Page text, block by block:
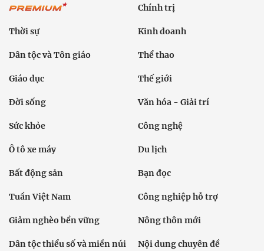
Chính trị
Thời sự Kinh doanh
Dân tộc và Tôn giáo Thể thao
Giáo dục Thế giới
Đời sống Văn hóa - Giải trí
Sức khỏe Công nghệ
Ô tô xe máy Du lịch
Bất động sản Bạn đọc
Tuần Việt Nam Công nghiệp hỗ trợ
Giảm nghèo bền vững Nông thôn mới
Dân tộc thiểu số và miền núi Nội dung chuyên đề